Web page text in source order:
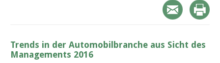
Trends in der Automobilbranche aus Sicht des
Managements 2016